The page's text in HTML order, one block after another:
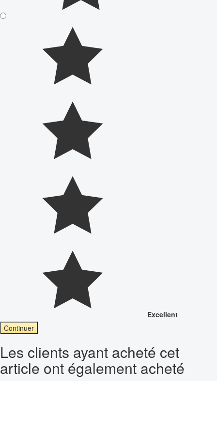
Excellent
Continuer
Les clients ayant acheté cet
article ont également acheté